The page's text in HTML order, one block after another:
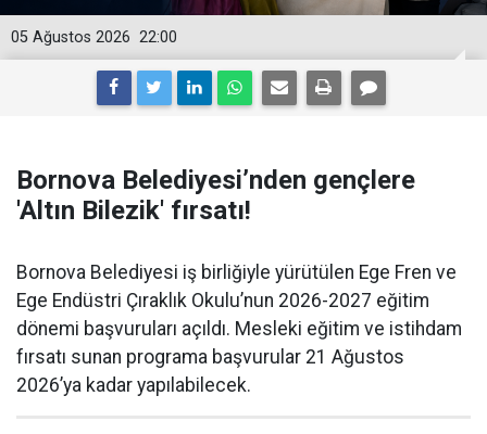
22:00
05 Ağustos 2026
Bornova Belediyesi’nden gençlere
'Altın Bilezik' fırsatı!
Bornova Belediyesi iş birliğiyle yürütülen Ege Fren ve
Ege Endüstri Çıraklık Okulu’nun 2026-2027 eğitim
dönemi başvuruları açıldı. Mesleki eğitim ve istihdam
fırsatı sunan programa başvurular 21 Ağustos
2026’ya kadar yapılabilecek.